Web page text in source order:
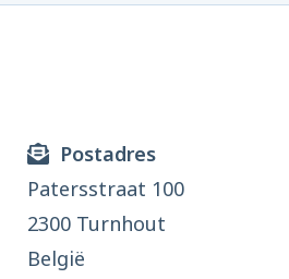
Postadres
Patersstraat 100
2300 Turnhout
België